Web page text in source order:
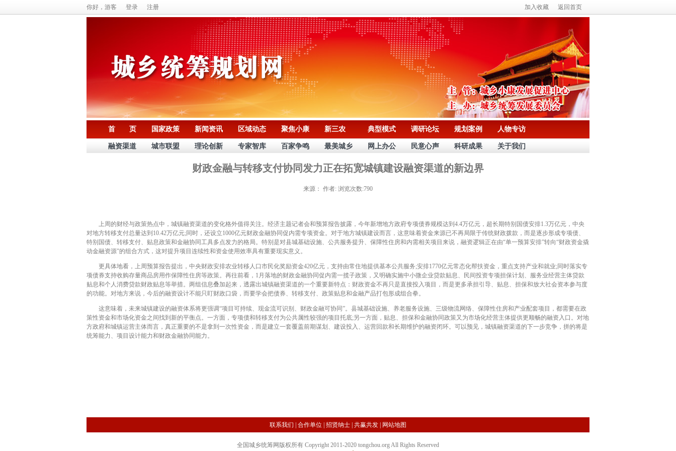
你好，游客 登录 注册 加入收藏 返回首页
首 页 国家政策 新闻资讯 区域动态 聚焦小康 新三农 典型模式 调研论坛 规划案例 人物专访
融资渠道 城市联盟 理论创新 专家智库 百家争鸣 最美城乡 网上办公 民意心声 科研成果 关于我们
财政金融与转移支付协同发力正在拓宽城镇建设融资渠道的新边界
来源： 作者: 浏览次数:790
上周的财经与政策热点中，城镇融资渠道的变化格外值得关注。经济主题记者会和预算报告披露，今年新增地方政府专项债券规模达到4.4万亿元，超长期特别国债安排1.3万亿元，中央
对地方转移支付总量达到10.42万亿元;同时，还设立1000亿元财政金融协同促内需专项资金。对于地方城镇建设而言，这意味着资金来源已不再局限于传统财政拨款，而是逐步形成专项债、
特别国债、转移支付、贴息政策和金融协同工具多点发力的格局。特别是对县城基础设施、公共服务提升、保障性住房和内需相关项目来说，融资逻辑正在由“单一预算安排”转向“财政资金撬
动金融资源”的组合方式，这对提升项目连续性和资金使用效率具有重要现实意义。
更具体地看，上周预算报告提出，中央财政安排农业转移人口市民化奖励资金420亿元，支持由常住地提供基本公共服务;安排1770亿元常态化帮扶资金，重点支持产业和就业;同时落实专
项债券支持收购存量商品房用作保障性住房等政策。再往前看，1月落地的财政金融协同促内需一揽子政策，又明确实施中小微企业贷款贴息、民间投资专项担保计划、服务业经营主体贷款
贴息和个人消费贷款财政贴息等举措。两组信息叠加起来，透露出城镇融资渠道的一个重要新特点：财政资金不再只是直接投入项目，而是更多承担引导、贴息、担保和放大社会资本参与度
的功能。对地方来说，今后的融资设计不能只盯财政口袋，而要学会把债券、转移支付、政策贴息和金融产品打包形成组合拳。
这意味着，未来城镇建设的融资体系将更强调“项目可持续、现金流可识别、财政金融可协同”。县城基础设施、养老服务设施、三级物流网络、保障性住房和产业配套项目，都需要在政
策性资金和市场化资金之间找到新的平衡点。一方面，专项债和转移支付为公共属性较强的项目托底;另一方面，贴息、担保和金融协同政策又为市场化经营主体提供更顺畅的融资入口。对地
方政府和城镇运营主体而言，真正重要的不是拿到一次性资金，而是建立一套覆盖前期谋划、建设投入、运营回款和长期维护的融资闭环。可以预见，城镇融资渠道的下一步竞争，拼的将是
统筹能力、项目设计能力和财政金融协同能力。
联系我们 合作单位 招贤纳士 共赢共发 网站地图
全国城乡统筹网版权所有 Copyright 2011-2020 tongchou.org All Rights Reserved